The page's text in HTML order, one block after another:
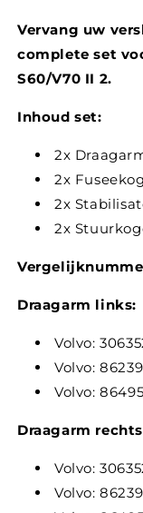
Vervang uw
complete set
S60/V70 II 2.
Inhoud set:
2x
2x
2x
2x
Draagarm links:
Volvo:
Volvo:
Volvo:
Draagarm
Volvo:
Volvo: